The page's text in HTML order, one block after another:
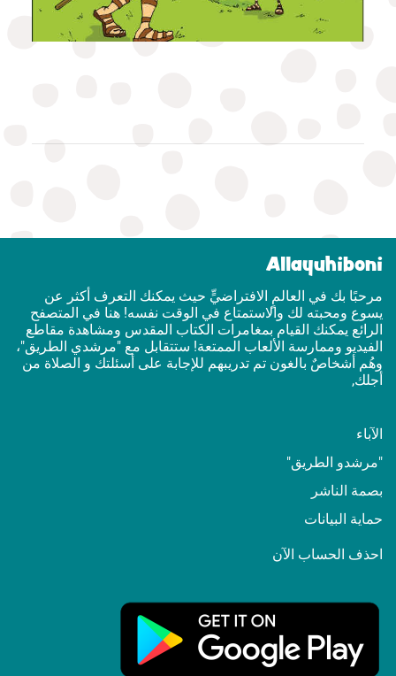
Allayuhiboni
مرحبًا بك في العالمٍ الافتراضيٍّ حيث يمكنك التعرف أكثر عن
يسوع ومحبته لك والاستمتاع في الوقت نفسه! هنا في المتصفح
الرائع يمكنك القيام بمغامرات الكتاب المقدس ومشاهدة مقاطع
الفيديو وممارسة الألعاب الممتعة! ستتقابل مع "مرشدي الطريق"،
وهُم أشخاصٌ بالغون تم تدريبهم للإجابة على أسئلتك و الصلاة من
أجلك,
الآباء
"مرشدو الطريق"
بصمة الناشر
حماية البيانات
احذف الحساب الآن